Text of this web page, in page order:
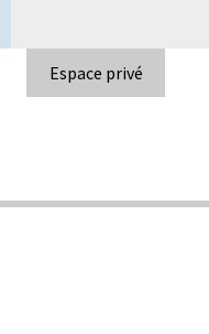
Espace privé